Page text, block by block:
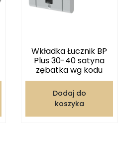
Wkładka Łucznik BP
Plus 30-40 satyna
zębatka wg kodu
Dodaj do
koszyka